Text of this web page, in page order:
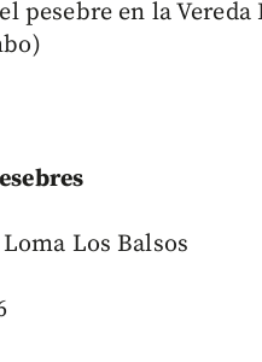
pesebre en la
Los Balsos